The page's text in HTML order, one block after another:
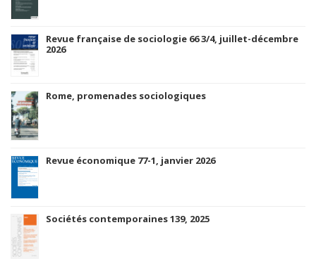
Revue française de sociologie 66 3/4, juillet-décembre
2026
Rome, promenades sociologiques
Revue économique 77-1, janvier 2026
Sociétés contemporaines 139, 2025